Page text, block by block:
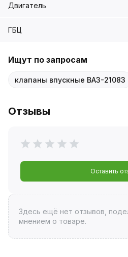
Двигатель
ГБЦ
Ищут по запросам
клапаны впускные ВАЗ-21083
Отзывы
Оставить
Здесь ещё нет отзывов,
мнением о товаре.